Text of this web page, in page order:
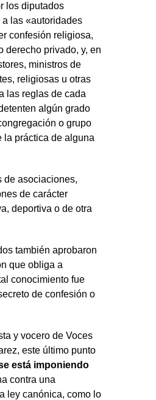
los diputados
las «autoridades
confesión religiosa,
derecho privado, y, en
ministros de
religiosas u otras
las reglas de cada
algún grado
o grupo
la práctica de alguna
de asociaciones,
de carácter
deportiva o de otra
también aprobaron
que obliga a
conocimiento fue
de confesión o
y vocero de Voces
este último punto
está imponiendo
contra una
ley canónica, como lo